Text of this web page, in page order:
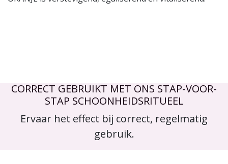
CORRECT GEBRUIKT MET ONS STAP-VOOR-
STAP SCHOONHEIDSRITUEEL
Ervaar het effect bij correct, regelmatig
gebruik.